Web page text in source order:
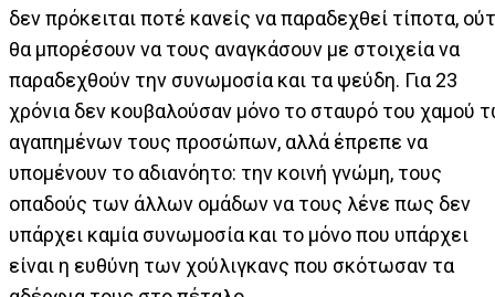
δεν πρόκειται ποτέ κανείς να παραδεχθεί τίποτα,
θα μπορέσουν να τους αναγκάσουν με στοιχεία να
παραδεχθούν την συνωμοσία και τα ψεύδη. Για 23
χρόνια δεν κουβαλούσαν μόνο το σταυρό του χαμού
αγαπημένων τους προσώπων, αλλά έπρεπε να
υπομένουν το αδιανόητο: την κοινή γνώμη, τους
οπαδούς των άλλων ομάδων να τους λένε πως δεν
υπάρχει καμία συνωμοσία και το μόνο που υπάρχει
είναι η ευθύνη των χούλιγκανς που σκότωσαν τα